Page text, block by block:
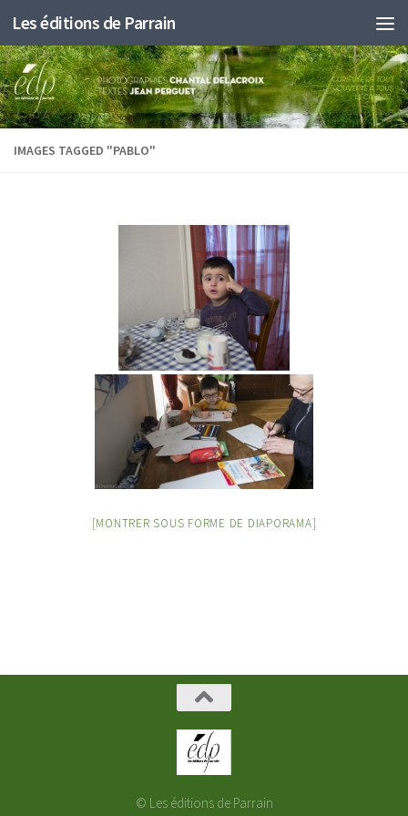
Au dessous du contenu
Les éditions de Parrain
IMAGES TAGGED "PABLO"
[MONTRER SOUS FORME DE DIAPORAMA]
© Les éditions de Parrain